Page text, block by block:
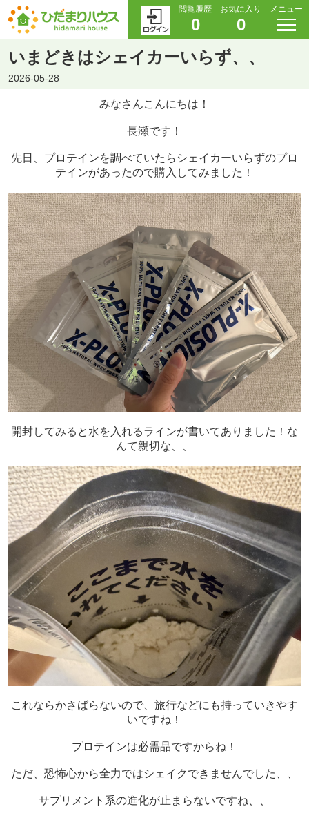
閲覧履歴
0
お気に入り
0
メニュー
いまどきはシェイカーいらず、、
2026-05-28
みなさんこんにちは！
長瀬です！
先日、プロテインを調べていたらシェイカーいらずのプロ
テインがあったので購入してみました！
開封してみると水を入れるラインが書いてありました！な
んて親切な、、
これならかさばらないので、旅行などにも持っていきやす
いですね！
プロテインは必需品ですからね！
ただ、恐怖心から全力ではシェイクできませんでした、、
サプリメント系の進化が止まらないですね、、